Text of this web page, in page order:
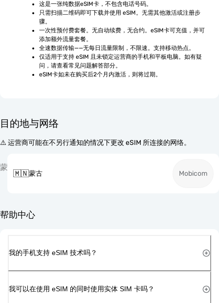
这是一张纯数据eSIM卡，不包含电话号码。
只需扫描二维码即可下载并使用 eSIM。无需其他激活或注册步
骤。
一次性预付费套餐。无自动续费，无合约。eSIM卡可充值，并可
添加额外流量套餐。
全速数据传输——无每日流量限制，不限速。支持移动热点。
仅适用于支持 eSIM 且未锁定运营商的手机和平板电脑。如有疑
问，请查看常见问题解答部分。
eSIM卡如未在购买后2个月内激活，则将过期。
目的地与网络
⚠️ 运营商可能在不另行通知的情况下更改 eSIM 所连接的网络。
蒙
🇲🇳蒙古 Mobicom
帮助中心
我的手机支持 eSIM 技术吗？
我可以在使用 eSIM 的同时使用实体 SIM 卡吗？